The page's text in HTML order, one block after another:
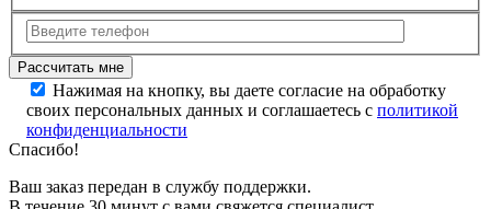
Нажимая на кнопку, вы даете согласие на обработку
своих персональных данных и соглашаетесь с политикой
конфиденциальности
Спасибо!
Ваш заказ передан в службу поддержки.